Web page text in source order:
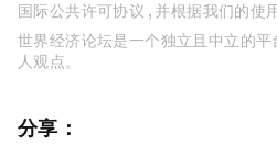
国际公共许可协议 , 并根据我们的使
世界经济论坛是一个独立且中立的
人观点。
分享：